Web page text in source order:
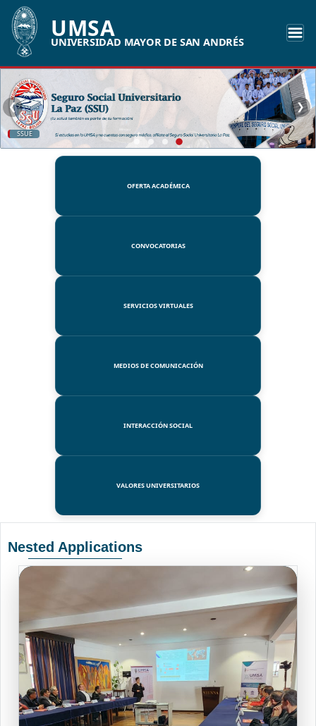
UMSA
UNIVERSIDAD MAYOR DE SAN ANDRÉS
UMSA
❮ ❯
OFERTA ACADÉMICA
CONVOCATORIAS
SERVICIOS VIRTUALES
MEDIOS DE COMUNICACIÓN
INTERACCIÓN SOCIAL
VALORES UNIVERSITARIOS
Nested Applications